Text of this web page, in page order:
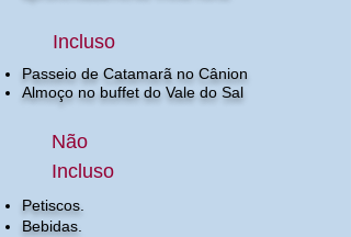
Incluso
Passeio de Catamarã no Cânion
Almoço no buffet do Vale do Sal
Não
Incluso
Petiscos.
Bebidas.